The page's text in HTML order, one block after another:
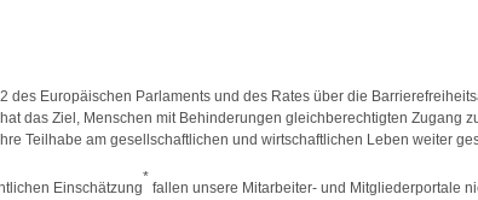
des Europäischen Parlaments und des Rates über die
das Ziel, Menschen mit Behinderungen gleichberechtigten Zugang
Teilhabe am gesellschaftlichen und wirtschaftlichen Leben weiter
Einschätzung
*
fallen unsere Mitarbeiter- und Mitgliederportale